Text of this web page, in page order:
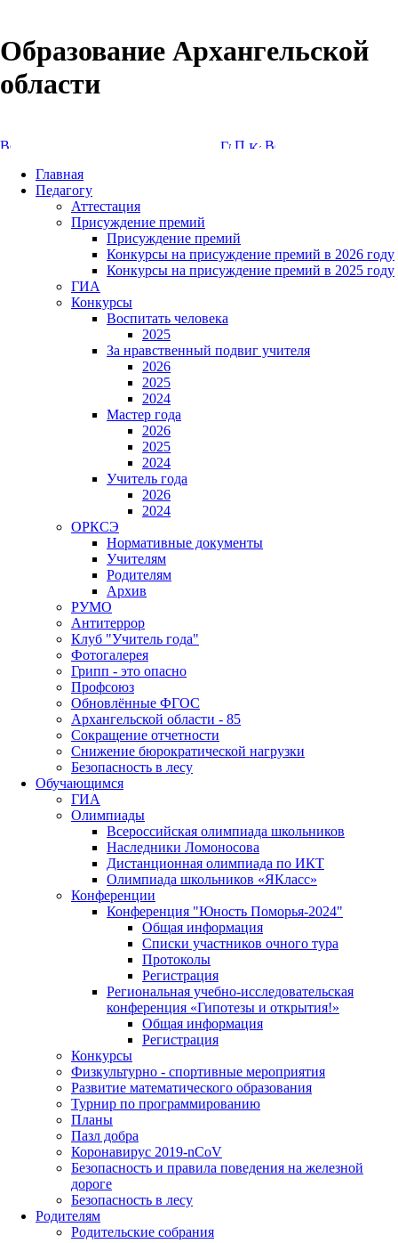
Образование Архангельской
области
Главная
Педагогу
Аттестация
Присуждение премий
Присуждение премий
Конкурсы на присуждение премий в 2026 году
Конкурсы на присуждение премий в 2025 году
ГИА
Конкурсы
Воспитать человека
2025
За нравственный подвиг учителя
2026
2025
2024
Мастер года
2026
2025
2024
Учитель года
2026
2024
ОРКСЭ
Нормативные документы
Учителям
Родителям
Архив
РУМО
Антитеррор
Клуб "Учитель года"
Фотогалерея
Грипп - это опасно
Профсоюз
Обновлённые ФГОС
Архангельской области - 85
Сокращение отчетности
Снижение бюрократической нагрузки
Безопасность в лесу
Обучающимся
ГИА
Олимпиады
Всероссийская олимпиада школьников
Наследники Ломоносова
Дистанционная олимпиада по ИКТ
Олимпиада школьников «ЯКласс»
Конференции
Конференция "Юность Поморья-2024"
Общая информация
Списки участников очного тура
Протоколы
Регистрация
Региональная учебно-исследовательская
конференция «Гипотезы и открытия!»
Общая информация
Регистрация
Конкурсы
Физкультурно - спортивные мероприятия
Развитие математического образования
Турнир по программированию
Планы
Пазл добра
Коронавирус 2019-nCoV
Безопасность и правила поведения на железной
дороге
Безопасность в лесу
Родителям
Родительские собрания